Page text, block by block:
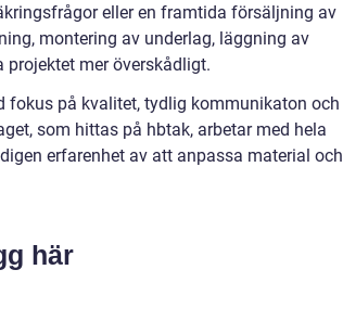
eller en framtida försäljning av
montering av underlag, läggning av
mer överskådligt.
fokus på kvalitet, tydlig kommunikaton och
som hittas på hbtak, arbetar med hela
erfarenhet av att anpassa material och
här